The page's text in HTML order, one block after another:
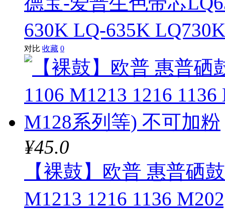
630K LQ-635K
对比 收藏 0
¥45.0
【裸鼓】欧普 惠普硒
M1213 1216 1136